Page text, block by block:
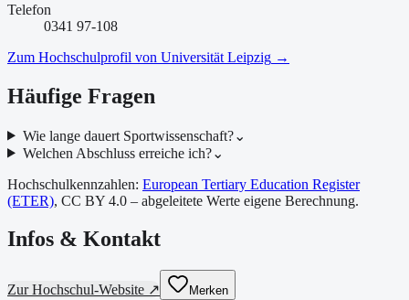
Telefon
0341 97-108
Zum Hochschulprofil von Universität Leipzig →
Häufige Fragen
Wie lange dauert Sportwissenschaft?⌄
Welchen Abschluss erreiche ich?⌄
Hochschulkennzahlen: European Tertiary Education Register
(ETER), CC BY 4.0 – abgeleitete Werte eigene Berechnung.
Infos & Kontakt
Zur Hochschul-Website ↗ Merken